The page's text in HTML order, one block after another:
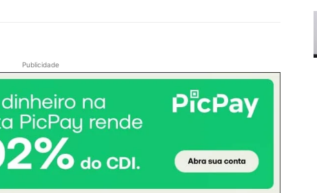
Publicidade